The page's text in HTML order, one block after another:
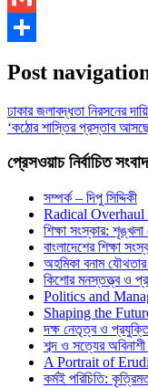
Gmail
Post
ঢাকার জলাবদ্ধতা নিরসনের
‘কঠোর শাস্তির প্রস্তাব
প্রেসওয়াচ নির্বাচিত সংবাদ
সম্পর্ক – দিপু সিদ্দিকী
Radical
শিক্ষা সংস্কার:
বাংলাদেশের শিক্ষা
অহমিকা বনাম যৌথতার
কিশোর মনস্তত্ত্ব ও
Politics and
Shaping the
দক্ষ নেতৃত্ব ও
শব্দ ও সত্যের
A Portrait of
কর্মই পরিচিতি: